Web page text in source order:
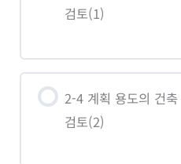
검토(1)
2-4 계획 용도의 건
검토(2)